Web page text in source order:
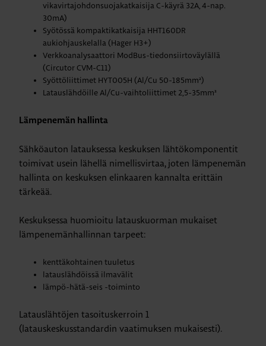
vikavirtajohdonsuojakatkaisija C-käyrä 32A, 4-nap.
30mA)
Syötössä kompaktikatkaisija HHT160DR
aukiohjauskelalla (Hager H3+)
Verkkoanalysaattori ModBus-tiedonsiirtoväylällä
(Circutor CVM-C11)
Syöttöliittimet HYT005H (Al/Cu 50-185mm²)
Latauslähdöille Al/Cu-vaihtoliittimet 2,5-35mm²
Lämpenemän hallinta
Sähköauton latauksessa keskuksen lähtökomponentit
toimivat usein lähellä nimellisvirtaa, joten lämpenemän
hallinta on keskuksen elinkaaren kannalta erittäin
tärkeää.
Keskuksessa huomioitu latauskuorman mukaiset
lämpenemänhallinnan tarpeet:
kenttäkohtainen tuuletus
latauslähdöissä ilmavälit
lämpö-hätä-seis -toiminto
Latauslähtöjen tasoituskerroin 1
(latauskeskusstandardin vaatimuksen mukaisesti).